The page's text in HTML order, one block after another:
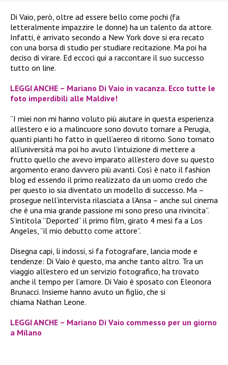
Di Vaio, però, oltre ad essere bello come pochi (fa
letteralmente impazzire le donne) ha un talento da attore.
Infatti, è arrivato secondo a New York dove si era recato
con una borsa di studio per studiare recitazione. Ma poi ha
deciso di virare. Ed eccoci qui a raccontare il suo successo
tutto on line.
LEGGI ANCHE – Mariano Di Vaio in vacanza. Ecco tutte le
foto imperdibili alle Maldive!
”I miei non mi hanno voluto più aiutare in questa esperienza
all’estero e io a malincuore sono dovuto tornare a Perugia,
quanti pianti ho fatto in quell’aereo di ritorno. Sono tornato
all’università ma poi ho avuto l’intuizione di mettere a
frutto quello che avevo imparato all’estero dove su questo
argomento erano davvero più avanti. Così è nato il fashion
blog ed essendo il primo realizzato da un uomo credo che
per questo io sia diventato un modello di successo. Ma –
prosegue nell’intervista rilasciata a l’Ansa – anche sul cinema
che è una mia grande passione mi sono preso una rivincita”.
S’intitola ”Deported” il primo film, girato 4 mesi fa a Los
Angeles, ”il mio debutto come attore”.
Disegna capi, li indossi, si fa fotografare, lancia mode e
tendenze: Di Vaio è questo, ma anche tanto altro. Tra un
viaggio all’estero ed un servizio fotografico, ha trovato
anche il tempo per l’amore. Di Vaio è sposato con Eleonora
Brunacci. Insieme hanno avuto un figlio, che si
chiama Nathan Leone.
LEGGI ANCHE – Mariano Di Vaio commesso per un giorno
a Milano